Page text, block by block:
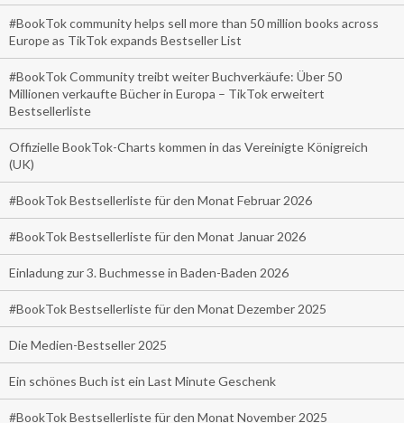
#BookTok community helps sell more than 50 million books across
Europe as TikTok expands Bestseller List
#BookTok Community treibt weiter Buchverkäufe: Über 50
Millionen verkaufte Bücher in Europa – TikTok erweitert
Bestsellerliste
Offizielle BookTok-Charts kommen in das Vereinigte Königreich
(UK)
#BookTok Bestsellerliste für den Monat Februar 2026
#BookTok Bestsellerliste für den Monat Januar 2026
Einladung zur 3. Buchmesse in Baden-Baden 2026
#BookTok Bestsellerliste für den Monat Dezember 2025
Die Medien-Bestseller 2025
Ein schönes Buch ist ein Last Minute Geschenk
#BookTok Bestsellerliste für den Monat November 2025